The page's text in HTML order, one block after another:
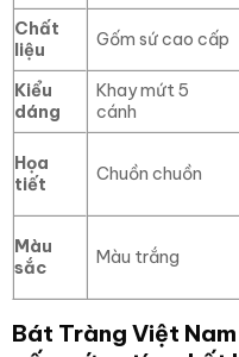
Chất
liệu
Gốm sứ cao cấp
Kiểu
dáng
Khay mứt 5
cánh
Họa
tiết
Chuồn chuồn
Màu
sắc
Màu trắng
Bát Tràng Việt